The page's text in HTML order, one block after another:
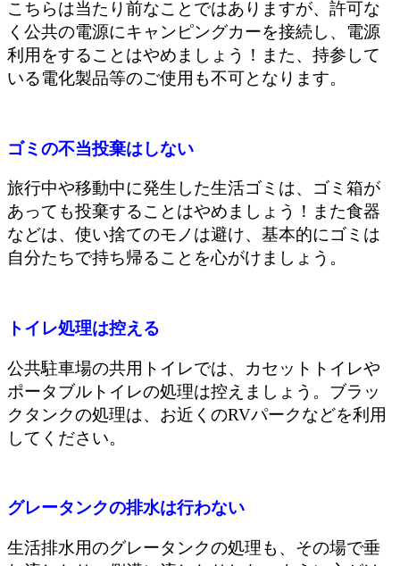
こちらは当たり前なことではありますが、許可な
く公共の電源にキャンピングカーを接続し、電源
利用をすることはやめましょう！また、持参して
いる電化製品等のご使用も不可となります。
ゴミの不当投棄はしない
旅行中や移動中に発生した生活ゴミは、ゴミ箱が
あっても投棄することはやめましょう！また食器
などは、使い捨てのモノは避け、基本的にゴミは
自分たちで持ち帰ることを心がけましょう。
トイレ処理は控える
公共駐車場の共用トイレでは、カセットトイレや
ポータブルトイレの処理は控えましょう。ブラッ
クタンクの処理は、お近くのRVパークなどを利用
してください。
グレータンクの排水は行わない
生活排水用のグレータンクの処理も、その場で垂